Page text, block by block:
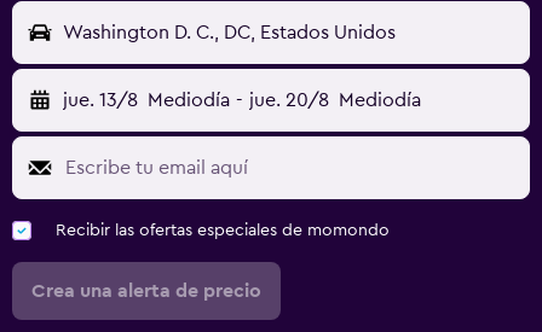
Washington D. C., DC, Estados Unidos
jue. 13/8 Mediodía - jue. 20/8 Mediodía
Recibir las ofertas especiales de momondo
Crea una alerta de precio